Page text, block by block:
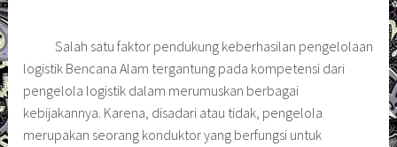
Salah satu faktor pendukung keberhasilan pengelolaan
logistik Bencana Alam tergantung pada kompetensi dari
pengelola logistik dalam merumuskan berbagai
kebijakannya. Karena, disadari atau tidak, pengelola
merupakan seorang konduktor yang berfungsi untuk